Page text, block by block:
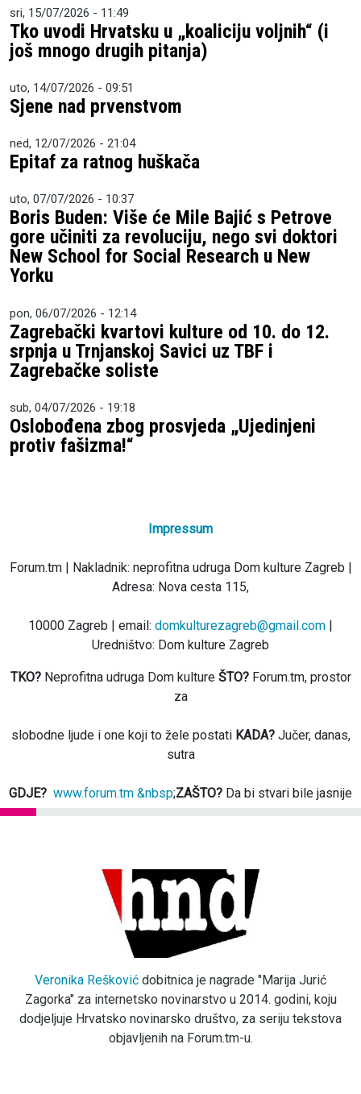
sri, 15/07/2026 - 11:49
Tko uvodi Hrvatsku u „koaliciju voljnih“ (i
još mnogo drugih pitanja)
uto, 14/07/2026 - 09:51
Sjene nad prvenstvom
ned, 12/07/2026 - 21:04
Epitaf za ratnog huškača
uto, 07/07/2026 - 10:37
Boris Buden: Više će Mile Bajić s Petrove
gore učiniti za revoluciju, nego svi doktori
New School for Social Research u New
Yorku
pon, 06/07/2026 - 12:14
Zagrebački kvartovi kulture od 10. do 12.
srpnja u Trnjanskoj Savici uz TBF i
Zagrebačke soliste
sub, 04/07/2026 - 19:18
Oslobođena zbog prosvjeda „Ujedinjeni
protiv fašizma!“
Impressum
Forum.tm | Nakladnik: neprofitna udruga Dom kulture Zagreb |
Adresa: Nova cesta 115,
10000 Zagreb | email: domkulturezagreb@gmail.com |
Uredništvo: Dom kulture Zagreb
TKO?Neprofitna udruga Dom kulture ŠTO?Forum.tm, prostor
za
slobodne ljude i one koji to žele postati KADA?Jučer, danas,
sutra
GDJE? www.forum.tm &nbsp;ZAŠTO? Da bi stvari bile jasnije
Veronika Rešković dobitnica je nagrade "Marija Jurić
Zagorka" za internetsko novinarstvo u 2014. godini, koju
dodjeljuje Hrvatsko novinarsko društvo, za seriju tekstova
objavljenih na Forum.tm-u.